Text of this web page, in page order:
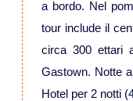
a bordo. Nel
tour include il
circa 300 ettari
Gastown. Notte
Hotel per 2 notti